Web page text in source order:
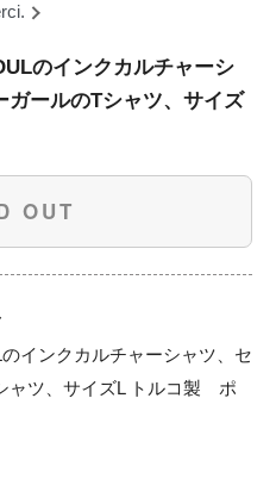
のインクカルチャーシ
ガールのTシャツ、サイズ
OUT
インクカルチャーシャツ、セ
ャツ、サイズL トルコ製　ポ